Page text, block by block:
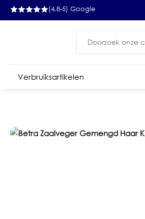
(4,8-5) Google
Zoeken
Verbruiksartikelen